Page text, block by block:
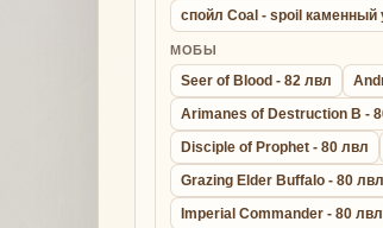
спойл Coal - spoil каменный
МОБЫ
Seer of Blood - 82 лвл
Arimanes of Destruction B -
Disciple of Prophet - 80 лвл
Grazing Elder Buffalo - 80 лвл
Imperial Commander - 80 лвл